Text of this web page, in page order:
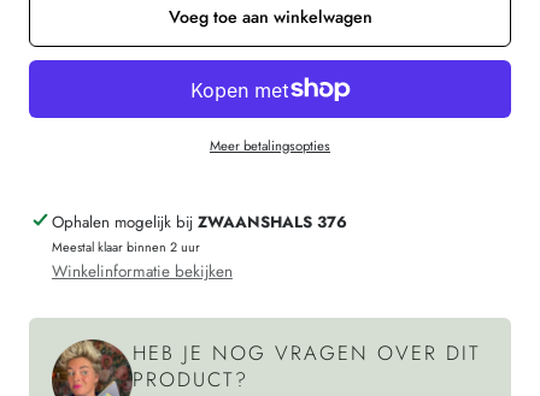
Oorbellen
half
BUMBLE
BEE
hoeveelheid
voor
Oorbellen
met
verguld
BUMBLE
Voeg toe aan winkelwagen
Meer betalingsopties
Ophalen mogelijk bij ZWAANSHALS 376
Meestal klaar binnen 2 uur
Winkelinformatie bekijken
HEB JE NOG VRAGEN OVER DIT
PRODUCT?